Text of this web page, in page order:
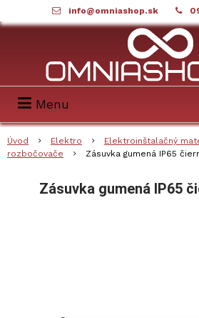
info@omniashop.sk
Menu
Úvod Elektro Elektroinštalačný
rozbočovače
Zásuvka gumená IP65
Zásuvka gumená IP65